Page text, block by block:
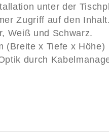
unter der
Zugriff auf den Inhalt.
Weiß und Schwarz.
(Breite x Tiefe x Höhe)
durch